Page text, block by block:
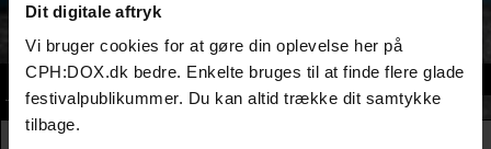
Dit digitale aftryk
Vi bruger cookies for at gøre din oplevelse her på
CPH:DOX.dk bedre. Enkelte bruges til at finde flere glade
festivalpublikummer. Du kan altid trække dit samtykke
tilbage.
TRAILER
flimrende, stroboskop-agtige billeder.
Sektioner
PARAFICTIONS